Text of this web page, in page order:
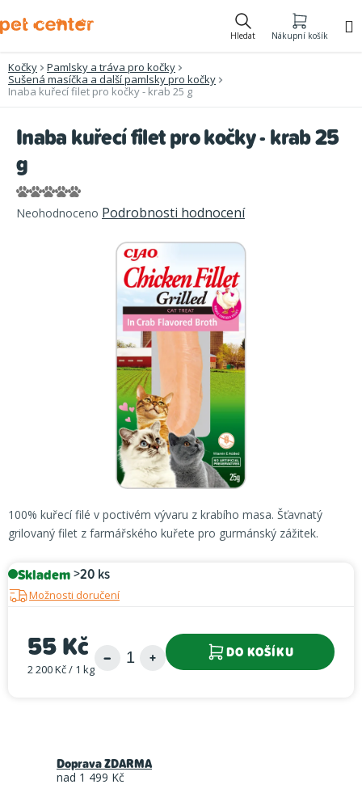
na
Hledat Nákupní košík
Kočky
Pamlsky a tráva pro kočky
Sušená masíčka a další pamlsky pro kočky
Inaba kuřecí filet pro kočky - krab 25 g
100% kuřecí filé v poctivém vývaru z krabího masa. Šťavnatý
grilovaný filet z farmářského kuřete pro gurmánský zážitek.
Skladem>20 ks
Možnosti doručení
55 Kč
Měrná cena:
2 200 Kč / 1 kg
DO KOŠÍKU
Inaba kuřecí filet pro kočky - krab 25
g
Průměrné
hodnocení
Neohodnoceno Podrobnosti hodnocení
Doprava ZDARMA
nad 1 499 Kč